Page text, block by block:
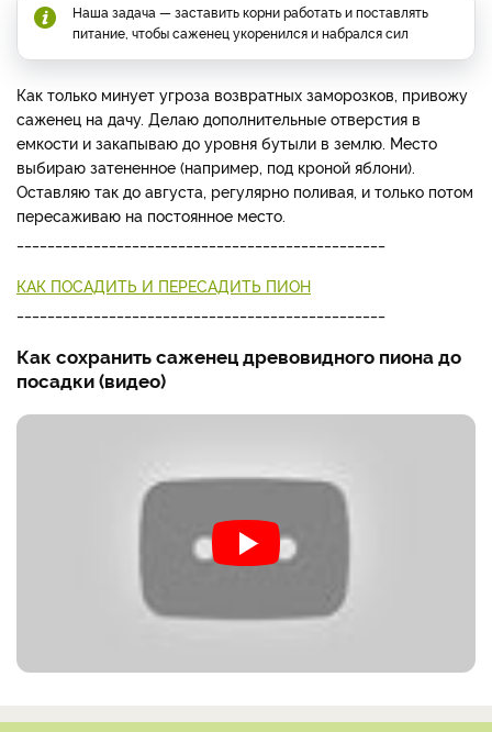
Наша задача — заставить корни работать и поставлять
питание, чтобы саженец укоренился и набрался сил
Как только минует угроза возвратных заморозков, привожу
саженец на дачу. Делаю дополнительные отверстия в
емкости и закапываю до уровня бутыли в землю. Место
выбираю затененное (например, под кроной яблони).
Оставляю так до августа, регулярно поливая, и только потом
пересаживаю на постоянное место.
КАК ПОСАДИТЬ И ПЕРЕСАДИТЬ ПИОН
Как сохранить саженец древовидного пиона до
посадки (видео)